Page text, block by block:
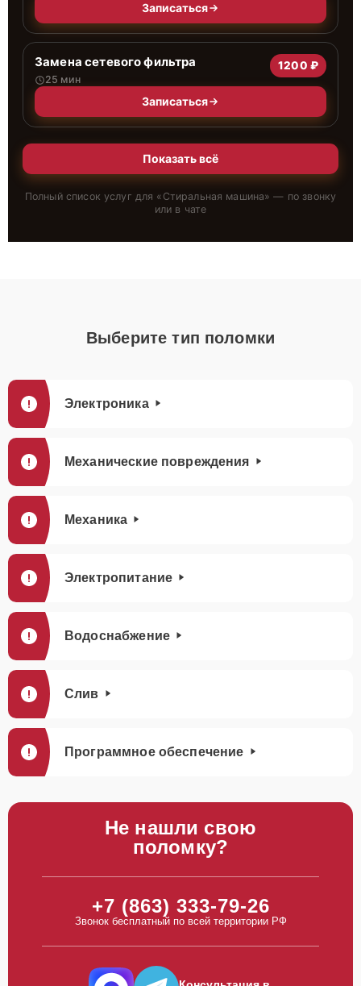
Записаться
Замена сетевого фильтра
25 мин
1200 ₽
Записаться
Показать всё
Полный список услуг для « Стиральная машина» — по звонку
или в чате
Выберите тип поломки
Электроника
Механические повреждения
Механика
Электропитание
Водоснабжение
Слив
Программное обеспечение
Не нашли свою
поломку?
+7 (863) 333-79-26
Звонок бесплатный по всей территории РФ